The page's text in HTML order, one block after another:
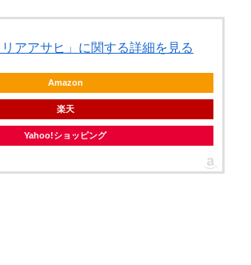
アアサヒ」に関する詳細を見る
Amazon
楽天
Yahoo!ショッピング